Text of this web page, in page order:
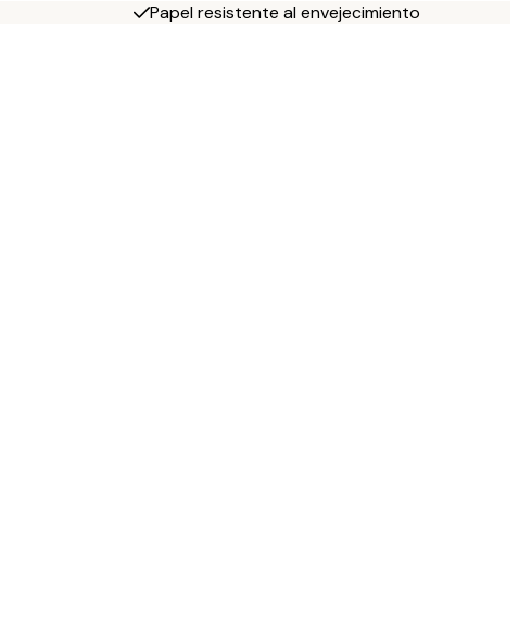
Papel resistente al envejecimiento